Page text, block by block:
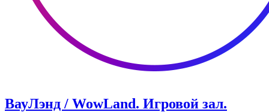
ВауЛэнд / WowLand. ​Игровой зал.